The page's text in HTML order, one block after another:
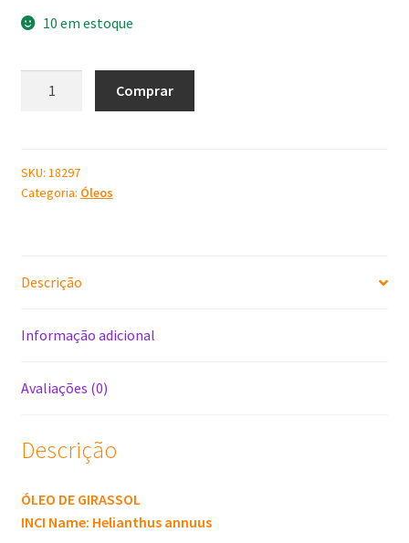
10 em estoque
Girassol
Bothanic
ml
Comprar
SKU: 18297
Categoria: Óleos
Descrição
Informação adicional
Avaliações (0)
Descrição
ÓLEO DE GIRASSOL
INCI Name: Helianthus annuus